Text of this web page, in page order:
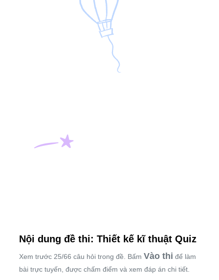
Nội dung đề thi: Thiết kế kĩ thuật Quiz
Xem trước 25/66 câu hỏi trong đề. Bấm Vào thi để làm
bài trực tuyến, được chấm điểm và xem đáp án chi tiết.